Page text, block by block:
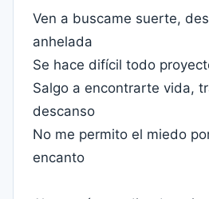
Ven a buscame suerte,
anhelada
Se hace difícil todo
Salgo a encontrarte vida,
descanso
No me permito el miedo
encanto